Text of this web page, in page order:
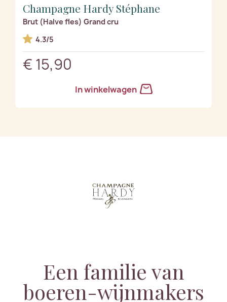
Champagne Hardy Stéphane
Brut (Halve fles) Grand cru
4.3/5
€ 15,90
In winkelwagen
Een familie van
boeren-wijnmakers